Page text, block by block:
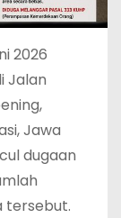
2026
Jalan
Jawa
dugaan
tersebut.